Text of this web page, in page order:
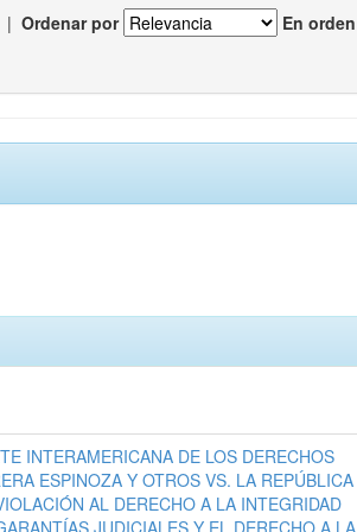
| Ordenar por En orden
INTERAMERICANA DE LOS DERECHOS
ESPINOZA Y OTROS VS. LA REPÚBLICA
AL DERECHO A LA INTEGRIDAD
JUDICIALES Y EL DERECHO A LA